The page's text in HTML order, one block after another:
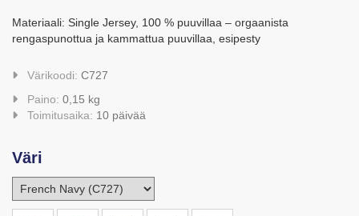
Materiaali: Single Jersey, 100 % puuvillaa – orgaanista
rengaspunottua ja kammattua puuvillaa, esipesty
Värikoodi: C727
Paino: 0,15 kg
Toimitusaika: 10 päivää
Väri